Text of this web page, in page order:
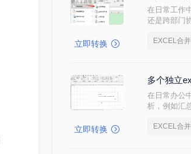
立即转换
在日常工作
还是跨部门
EXCEL合并
立即转换
多个独立
在日常办公
析，例如汇
表里呢？本
EXCEL合并